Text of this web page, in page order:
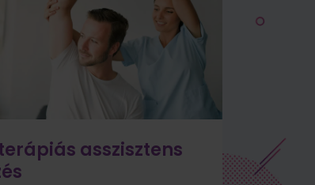
asszisztens